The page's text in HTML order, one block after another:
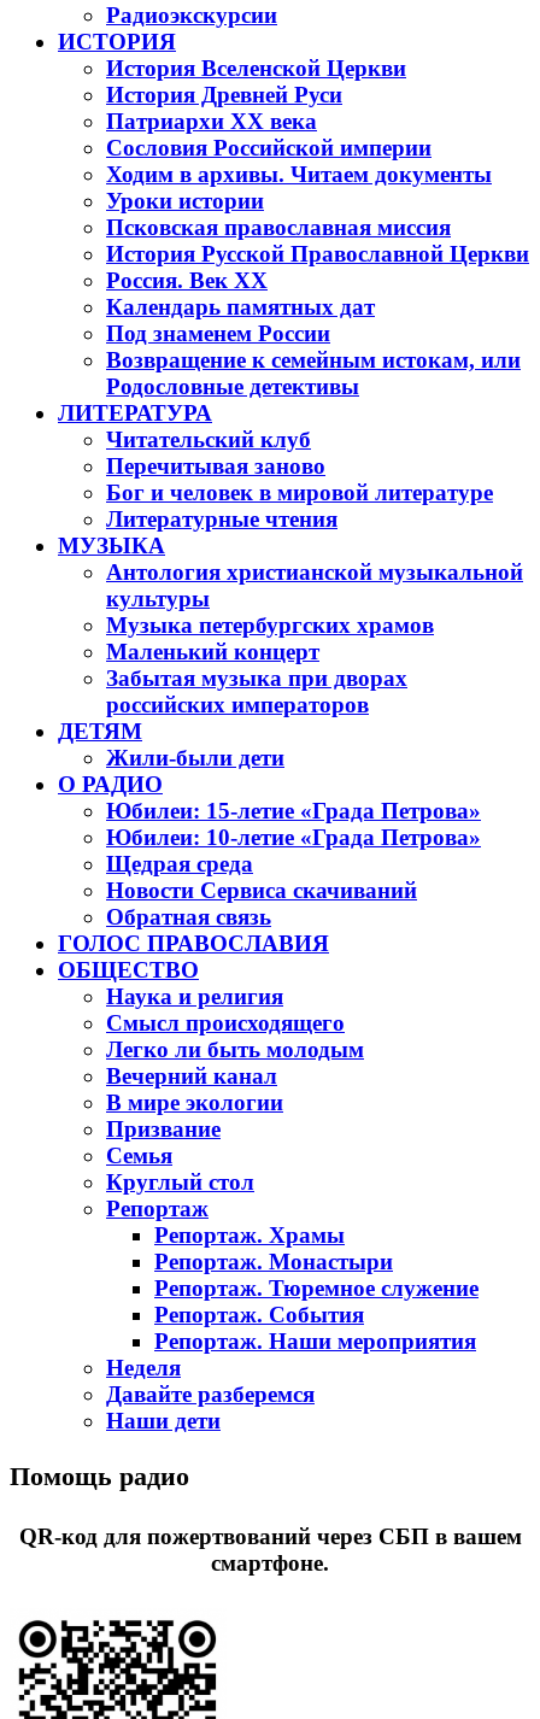
Радиоэкскурсии
ИСТОРИЯ
История Вселенской Церкви
История Древней Руси
Патриархи XX века
Сословия Российской империи
Ходим в архивы. Читаем документы
Уроки истории
Псковская православная миссия
История Русской Православной Церкви
Россия. Век ХХ
Календарь памятных дат
Под знаменем России
Возвращение к семейным истокам, или
Родословные детективы
ЛИТЕРАТУРА
Читательский клуб
Перечитывая заново
Бог и человек в мировой литературе
Литературные чтения
МУЗЫКА
Антология христианской музыкальной
культуры
Музыка петербургских храмов
Маленький концерт
Забытая музыка при дворах
российских императоров
ДЕТЯМ
Жили-были дети
О РАДИО
Юбилеи: 15-летие «Града Петрова»
Юбилеи: 10-летие «Града Петрова»
Щедрая среда
Новости Сервиса скачиваний
Обратная связь
ГОЛОС ПРАВОСЛАВИЯ
ОБЩЕСТВО
Наука и религия
Смысл происходящего
Легко ли быть молодым
Вечерний канал
В мире экологии
Призвание
Семья
Круглый стол
Репортаж
Репортаж. Храмы
Репортаж. Монастыри
Репортаж. Тюремное служение
Репортаж. События
Репортаж. Наши мероприятия
Неделя
Давайте разберемся
Наши дети
Помощь радио
QR-код для пожертвований через СБП в вашем
смартфоне.